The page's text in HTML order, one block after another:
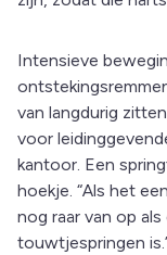
Intensieve
van langdurig
voor
kantoor. Een
hoekje. “Als het
nog raar van op
touwtjespringen